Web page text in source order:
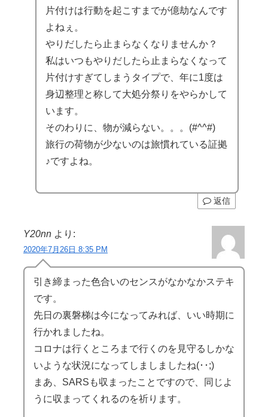
片付けは行動を起こすまでが億劫なんです
よねぇ。
やりだしたら止まらなくなりませんか？
私はいつもやりだしたら止まらなくなって
片付けすぎてしまうタイプで、年に1度は
身辺整理と称して大処分祭りをやらかして
います。
そのわりに、物が減らない。。。(#^^#)
旅行の荷物が少ないのは旅慣れている証拠
♪ですよね。
返信
Y20nn より:
2020年7月26日 8:35 PM
引き締まった色合いのセンスがなかなかステキ
です。
先日の裏磐梯は今になってみれば、いい時期に
行かれましたね。
コロナは行くところまで行くのを見守るしかな
いような状況になってしましましたね(･･;)
まあ、SARSも収まったことですので、同じよ
うに収まってくれるのを祈ります。